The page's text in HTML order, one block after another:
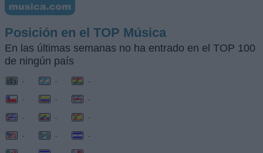
Posición en el TOP Música
En las últimas semanas no ha entrado en el TOP 100
de ningún país
- - -
- - -
- - -
- - -